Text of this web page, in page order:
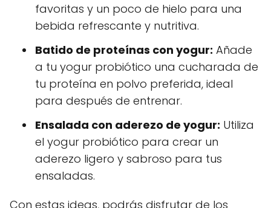
favoritas y un poco de hielo para una
bebida refrescante y nutritiva.
Batido de proteínas con yogur: Añade
a tu yogur probiótico una cucharada de
tu proteína en polvo preferida, ideal
para después de entrenar.
Ensalada con aderezo de yogur: Utiliza
el yogur probiótico para crear un
aderezo ligero y sabroso para tus
ensaladas.
Con estas ideas, podrás disfrutar de los